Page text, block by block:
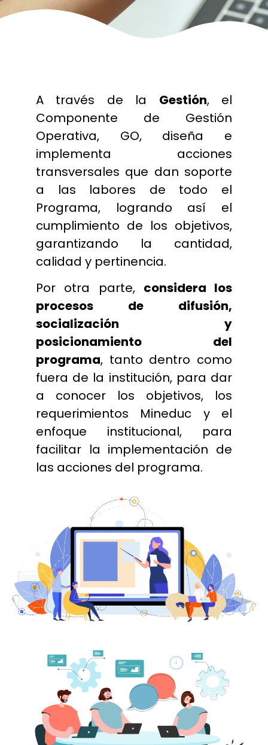
A través de la Gestión, el
Componente de Gestión
Operativa, GO, diseña e
implementa acciones
transversales que dan soporte
a las labores de todo el
Programa, logrando así el
cumplimiento de los objetivos,
garantizando la cantidad,
calidad y pertinencia.
Por otra parte, considera los
procesos de difusión,
socialización y
posicionamiento del
programa, tanto dentro como
fuera de la institución, para dar
a conocer los objetivos, los
requerimientos Mineduc y el
enfoque institucional, para
facilitar la implementación de
las acciones del programa.